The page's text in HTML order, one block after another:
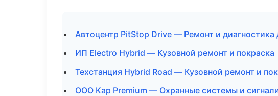
Автоцентр PitStop Drive — Ремонт и
ИП Electro Hybrid — Кузовной ремонт и покраска
Техстанция Hybrid Road — Кузовной ремонт и
ООО Кар Premium — Охранные системы и